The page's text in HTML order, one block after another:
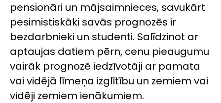
pensionāri un mājsaimnieces, savukārt
pesimistiskāki savās prognozēs ir
bezdarbnieki un studenti. Salīdzinot ar
aptaujas datiem pērn, cenu pieaugumu
vairāk prognozē iedzīvotāji ar pamata
vai vidējā līmeņa izglītību un zemiem vai
vidēji zemiem ienākumiem.